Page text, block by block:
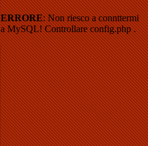
ERRORE: Non riesco a connttermi
a MySQL! Controllare config.php .